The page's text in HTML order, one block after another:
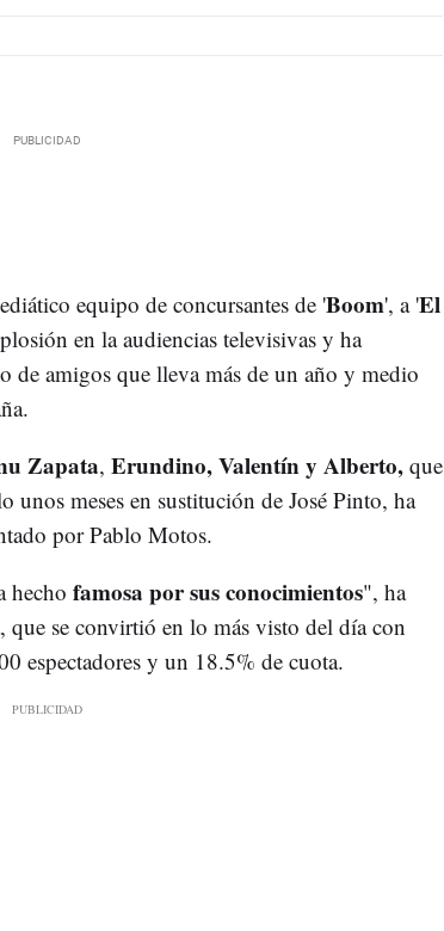
equipo de concursantes de 'Boom', a 'El
en la audiencias televisivas y ha
de amigos que lleva más de un año y medio
Zapata, Erundino, Valentín y Alberto,que
unos meses en sustitución de José Pinto, ha
por Pablo Motos.
hecho famosa por sus conocimientos", ha
se convirtió en lo más visto del día con
espectadores y un 18.5% de cuota.